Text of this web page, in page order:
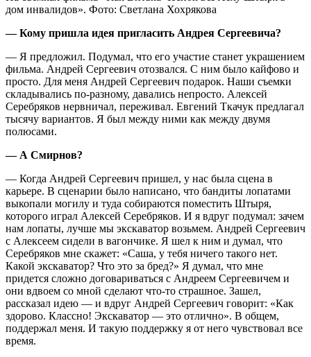
дом инвалидов». Фото: Светлана Хохрякова
— Кому пришла идея пригласить Андрея Сергеевича?
— Я предложил. Подумал, что его участие станет украшением
фильма. Андрей Сергеевич отозвался. С ним было кайфово и
просто. Для меня Андрей Сергеевич подарок. Наши съемки
складывались по-разному, давались непросто. Алексей
Серебряков нервничал, переживал. Евгений Ткачук предлагал
тысячу вариантов. Я был между ними как между двумя
полюсами.
— А Смирнов?
— Когда Андрей Сергеевич пришел, у нас была сцена в
карьере. В сценарии было написано, что бандиты лопатами
выкопали могилу и туда собираются поместить Штыря,
которого играл Алексей Серебряков. И я вдруг подумал: зачем
нам лопаты, лучше мы экскаватор возьмем. Андрей Сергеевич
с Алексеем сидели в вагончике. Я шел к ним и думал, что
Серебряков мне скажет: «Саша, у тебя ничего такого нет.
Какой экскаватор? Что это за бред?» Я думал, что мне
придется сложно договариваться с Андреем Сергеевичем и
они вдвоем со мной сделают что-то страшное. Зашел,
рассказал идею — и вдруг Андрей Сергеевич говорит: «Как
здорово. Классно! Экскаватор — это отлично». В общем,
поддержал меня. И такую поддержку я от него чувствовал все
время.